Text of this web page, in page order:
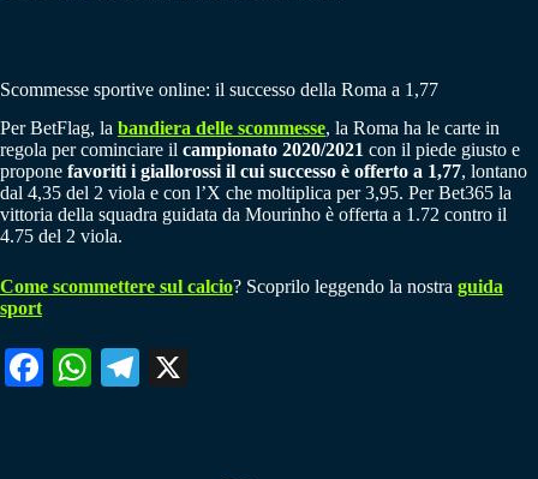
Scommesse sportive online: il successo della Roma a 1,77
Per BetFlag, la bandiera delle scommesse, la Roma ha le carte in
regola per cominciare il campionato 2020/2021 con il piede giusto e
propone favoriti i giallorossi il cui successo è offerto a 1,77, lontano
dal 4,35 del 2 viola e con l’X che moltiplica per 3,95. Per Bet365 la
vittoria della squadra guidata da Mourinho è offerta a 1.72 contro il
4.75 del 2 viola.
Come scommettere sul calcio? Scoprilo leggendo la nostra guida
sport
Fa W
Te